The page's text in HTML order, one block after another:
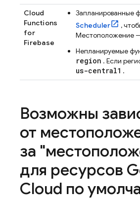
Cloud
Functions
for
Firebase
Запланированные
Scheduler
,
Местоположение —
Непланируемые
region . Если
us-central1 .
Возможны
от
за
для ресурсов
Cloud по